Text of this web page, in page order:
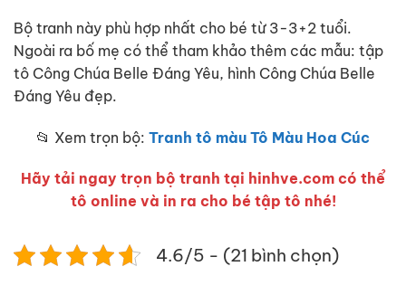
Bộ tranh này phù hợp nhất cho bé từ 3-3+2 tuổi.
Ngoài ra bố mẹ có thể tham khảo thêm các mẫu: tập
tô Công Chúa Belle Đáng Yêu, hình Công Chúa Belle
Đáng Yêu đẹp.
📂 Xem trọn bộ: Tranh tô màu Tô Màu Hoa Cúc
Hãy tải ngay trọn bộ tranh tại hinhve.com có thể
tô online và in ra cho bé tập tô nhé!
4.6/5 - (21 bình chọn)